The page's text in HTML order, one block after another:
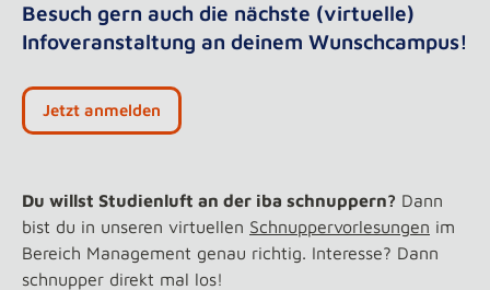
Besuch gern auch die nächste (virtuelle)
Infoveranstaltung an deinem Wunschcampus!
Jetzt anmelden
Du willst Studienluft an der iba schnuppern? Dann
bist du in unseren virtuellen Schnuppervorlesungen im
Bereich Management genau richtig. Interesse? Dann
schnupper direkt mal los!